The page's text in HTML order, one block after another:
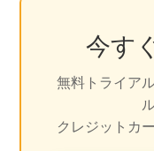
今す
無料トライア
クレジットカ